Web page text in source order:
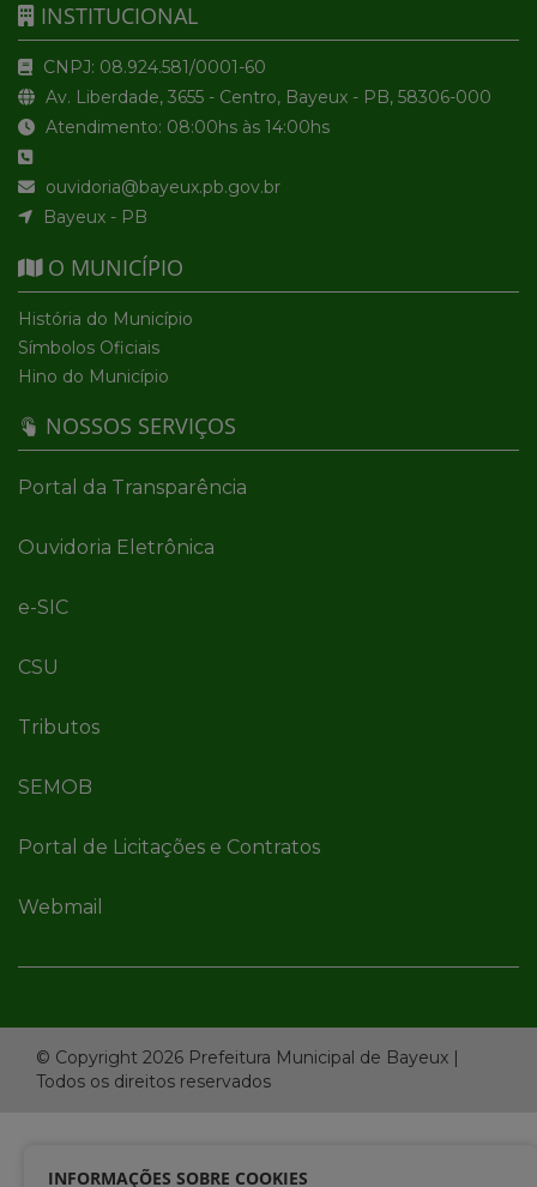
INSTITUCIONAL
CNPJ: 08.924.581/0001-60
Av. Liberdade, 3655 - Centro, Bayeux - PB, 58306-000
Atendimento: 08:00hs às 14:00hs
ouvidoria@bayeux.pb.gov.br
Bayeux - PB
O MUNICÍPIO
História do Município
Símbolos Oficiais
Hino do Município
NOSSOS SERVIÇOS
Portal da Transparência
Ouvidoria Eletrônica
e-SIC
CSU
Tributos
SEMOB
Portal de Licitações e Contratos
Webmail
© Copyright 2026 Prefeitura Municipal de Bayeux |
Todos os direitos reservados
INFORMAÇÕES SOBRE COOKIES